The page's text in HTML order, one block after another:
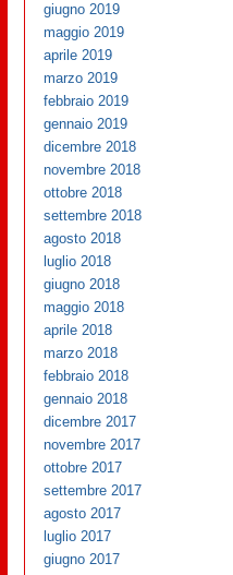
giugno 2019
maggio 2019
aprile 2019
marzo 2019
febbraio 2019
gennaio 2019
dicembre 2018
novembre 2018
ottobre 2018
settembre 2018
agosto 2018
luglio 2018
giugno 2018
maggio 2018
aprile 2018
marzo 2018
febbraio 2018
gennaio 2018
dicembre 2017
novembre 2017
ottobre 2017
settembre 2017
agosto 2017
luglio 2017
giugno 2017